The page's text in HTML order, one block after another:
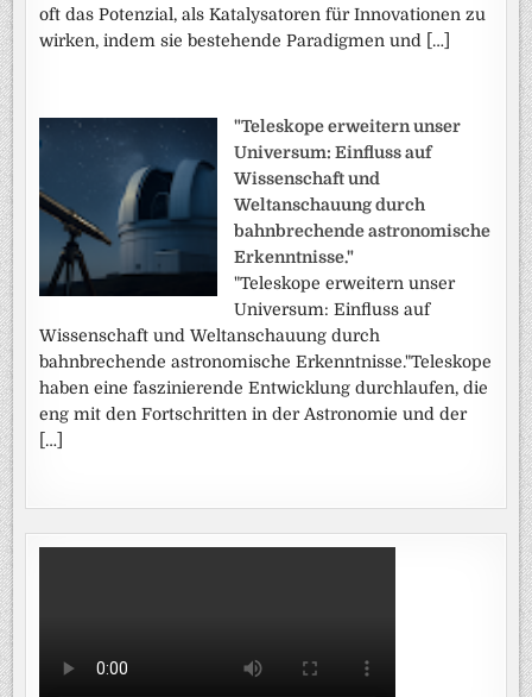
oft das Potenzial, als Katalysatoren für Innovationen zu
wirken, indem sie bestehende Paradigmen und […]
"Teleskope erweitern unser
Universum: Einfluss auf
Wissenschaft und
Weltanschauung durch
bahnbrechende astronomische
Erkenntnisse."
"Teleskope erweitern unser
Universum: Einfluss auf
Wissenschaft und Weltanschauung durch
bahnbrechende astronomische Erkenntnisse."Teleskope
haben eine faszinierende Entwicklung durchlaufen, die
eng mit den Fortschritten in der Astronomie und der
[…]